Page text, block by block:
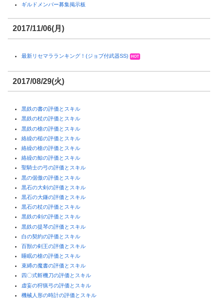
ギルドメンバー募集掲示板
2017/11/06(月)
最新リセマラランキング！(ジョブ付武器SS) HOT
2017/08/29(火)
黒鉄の書の評価とスキル
黒鉄の杖の評価とスキル
黒鉄の槍の評価とスキル
絡繰の槌の評価とスキル
絡繰の槍の評価とスキル
絡繰の鯨の評価とスキル
聖騎士の弓の評価とスキル
黒の倨傲の評価とスキル
黒石の大剣の評価とスキル
黒石の大鎌の評価とスキル
黒石の杖の評価とスキル
黒鉄の剣の評価とスキル
黒鉄の提琴の評価とスキル
白の契約の評価とスキル
百獣の剣王の評価とスキル
睡眠の槍の評価とスキル
束縛の魔書の評価とスキル
四〇式斬機刀の評価とスキル
虚妄の狩猟弓の評価とスキル
機械人形の時計の評価とスキル